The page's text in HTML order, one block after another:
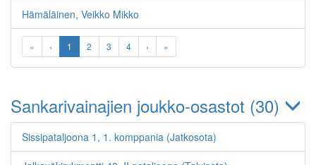
Hämäläinen, Veikko Mikko
« ‹ 1 2 3 4 › »
Sankarivainajien joukko-osastot (30)
Sissipataljoona 1, 1. komppania (Jatkosota)